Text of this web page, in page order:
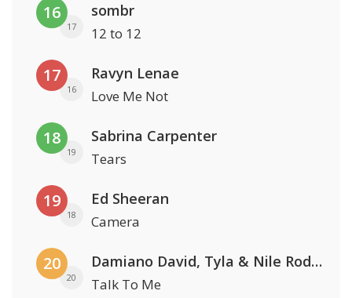
16
17
sombr
12 to 12
17
16
Ravyn Lenae
Love Me Not
18
19
Sabrina Carpenter
Tears
19
18
Ed Sheeran
Camera
20
20
Damiano David, Tyla & Nile Rodgers
Talk To Me